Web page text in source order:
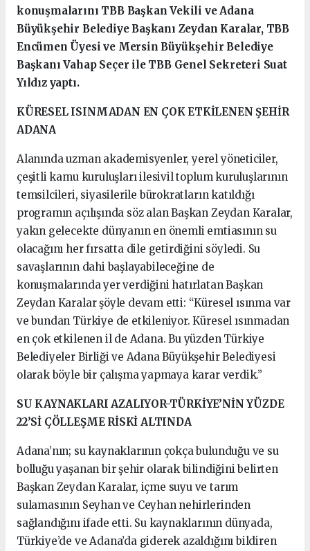
konuşmalarını TBB Başkan Vekili ve Adana
Büyükşehir Belediye Başkanı Zeydan Karalar, TBB
Encümen Üyesi ve Mersin Büyükşehir Belediye
Başkanı Vahap Seçer ile TBB Genel Sekreteri Suat
Yıldız yaptı.
KÜRESEL ISINMADAN EN ÇOK ETKİLENEN ŞEHİR
ADANA
Alanında uzman akademisyenler, yerel yöneticiler,
çeşitli kamu kuruluşları ilesivil toplum kuruluşlarının
temsilcileri, siyasilerile bürokratların katıldığı
programın açılışında söz alan Başkan Zeydan Karalar,
yakın gelecekte dünyanın en önemli emtiasının su
olacağını her fırsatta dile getirdiğini söyledi. Su
savaşlarının dahi başlayabileceğine de
konuşmalarında yer verdiğini hatırlatan Başkan
Zeydan Karalar şöyle devam etti: “Küresel ısınma var
ve bundan Türkiye de etkileniyor. Küresel ısınmadan
en çok etkilenen il de Adana. Bu yüzden Türkiye
Belediyeler Birliği ve Adana Büyükşehir Belediyesi
olarak böyle bir çalışma yapmaya karar verdik.”
SU KAYNAKLARI AZALIYOR-TÜRKİYE’NİN YÜZDE
22’Sİ ÇÖLLEŞME RİSKİ ALTINDA
Adana’nın; su kaynaklarının çokça bulunduğu ve su
bolluğu yaşanan bir şehir olarak bilindiğini belirten
Başkan Zeydan Karalar, içme suyu ve tarım
sulamasının Seyhan ve Ceyhan nehirlerinden
sağlandığını ifade etti. Su kaynaklarının dünyada,
Türkiye’de ve Adana’da giderek azaldığını bildiren